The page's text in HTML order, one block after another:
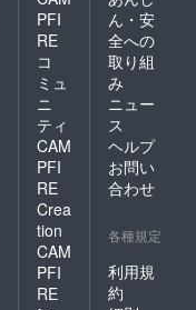
PFI
RE
コ
ミュ
ニ
ティ
CAM
PFI
RE
Crea
tion
CAM
PFI
RE
ん・安
全への
取り組
み
ニュー
ス
ヘルプ
お問い
合わせ
各種規定
利用規
約